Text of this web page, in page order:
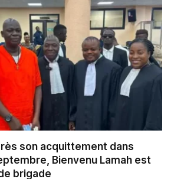
son acquittement dans
Bienvenu Lamah est
brigade